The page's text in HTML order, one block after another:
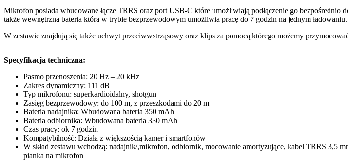
Mikrofon posiada wbudowane łącze TRRS oraz port USB-C które umożliwiają podłączenie go bezpośrednio
także wewnętrzna bateria która w trybie bezprzewodowym umożliwia pracę do 7 godzin na jednym ładowaniu.
W zestawie znajdują się także uchwyt przeciwwstrząsowy oraz klips za pomocą którego możemy
Specyfikacja techniczna:
Pasmo przenoszenia: 20 Hz – 20 kHz
Zakres dynamiczny: 111 dB
Typ mikrofonu: superkardioidalny, shotgun
Zasięg bezprzewodowy: do 100 m, z przeszkodami do 20 m
Bateria nadajnika: Wbudowana bateria 350 mAh
Bateria odbiornika: Wbudowana bateria 330 mAh
Czas pracy: ok 7 godzin
Kompatybilność: Działa z większością kamer i smartfonów
W skład zestawu wchodzą: nadajnik/,mikrofon, odbiornik, mocowanie amortyzujące, kabel TRRS 3,5
pianka na mikrofon